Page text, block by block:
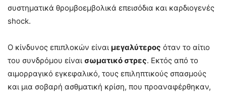
συστηματικά θρομβοεμβολικά επεισόδια και καρδιογενές
shock.
Ο κίνδυνος επιπλοκών είναι μεγαλύτερος όταν το αίτιο
του συνδρόμου είναι σωματικό στρες. Εκτός από το
αιμορραγικό εγκεφαλικό, τους επιληπτικούς σπασμούς
και μια σοβαρή ασθματική κρίση, που προαναφέρθηκαν,